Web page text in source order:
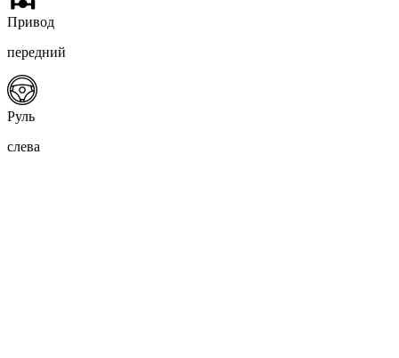
Привод
передний
Руль
слева